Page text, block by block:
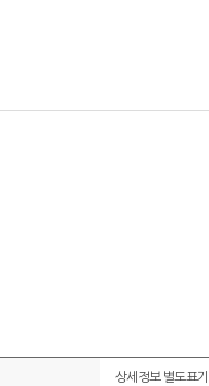
상세정보 별도표기